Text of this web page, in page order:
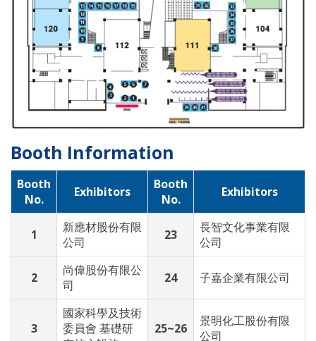
Booth Information
Booth
No.
Exhibitors
Booth
No.
Exhibitors
1
新應材股份有限
公司
23
長智文化事業有限
公司
2
尚偉股份有限公
司
24 子嘉企業有限公司
3
國家科學及技術
委員會 基礎研
25~26
景明化工股份有限
公司